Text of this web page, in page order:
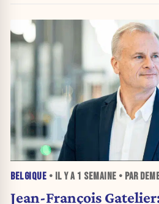
BELGIQUE • IL Y A 1 SEMAINE • PAR
Jean-François